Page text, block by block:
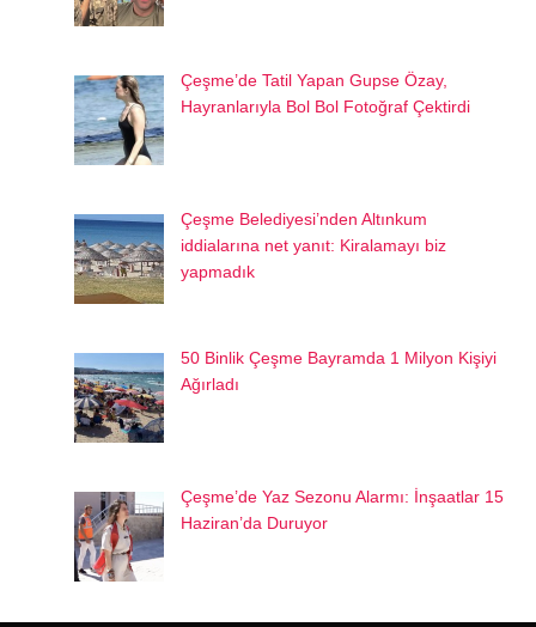
Çeşme’de Tatil Yapan Gupse Özay,
Hayranlarıyla Bol Bol Fotoğraf Çektirdi
Çeşme Belediyesi’nden Altınkum
iddialarına net yanıt: Kiralamayı biz
yapmadık
50 Binlik Çeşme Bayramda 1 Milyon Kişiyi
Ağırladı
Çeşme’de Yaz Sezonu Alarmı: İnşaatlar 15
Haziran’da Duruyor